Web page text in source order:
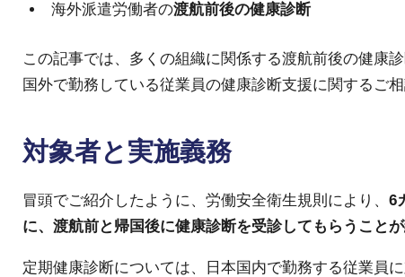
海外派遣労働者の渡航前後の健康診断
この記事では、多くの組織に関係する渡航前後の健康
国外で勤務している従業員の健康診断支援に関するご
対象者と実施義務
冒頭でご紹介したように、労働安全衛生規則により、 6
に、渡航前と帰国後に健康診断を受診してもらうこと
定期健康診断については、日本国内で勤務する従業員